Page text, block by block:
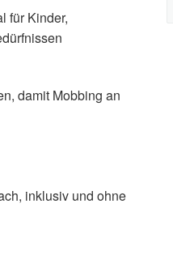
für Kinder,
damit Mobbing an
inklusiv und ohne